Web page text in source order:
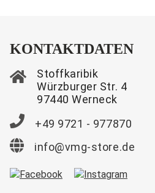
KONTAKTDATEN
Stoffkaribik
Würzburger Str. 4
97440 Werneck
+49 9721 - 977870
info@vmg-store.de